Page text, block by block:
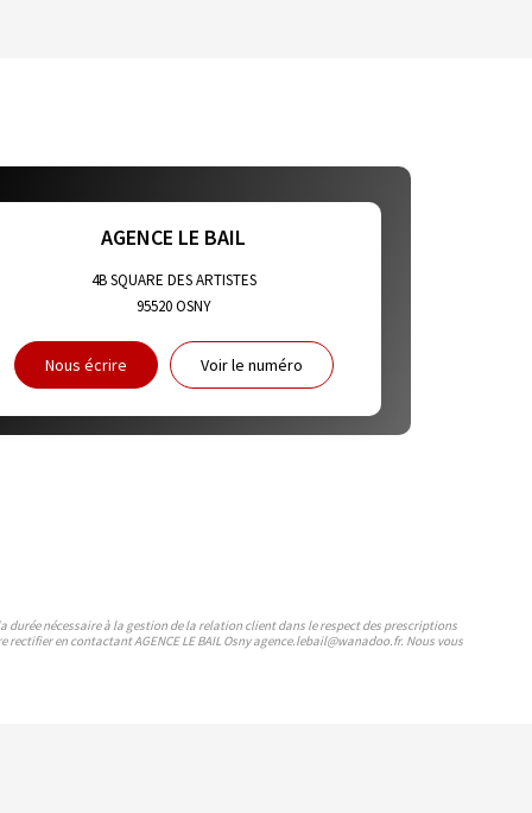
AGENCE LE BAIL
4B SQUARE DES ARTISTES
95520OSNY
Nous écrire Voir le numéro
durée nécessaire à la gestion de la relation client dans le respect des prescriptions
en contactant AGENCE LE BAIL Osny agence.lebail@wanadoo.fr. Nous vous